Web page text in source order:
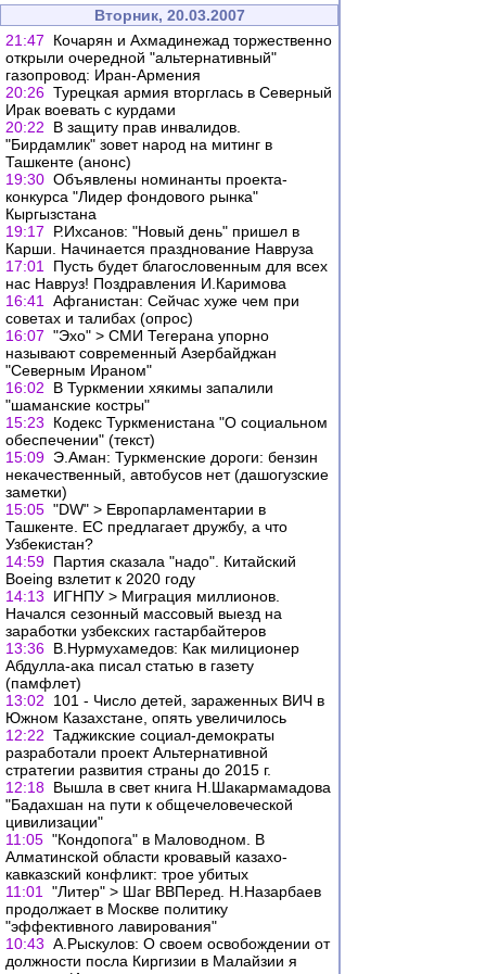
Вторник, 20.03.2007
21:47
Кочарян и Ахмадинежад торжественно
открыли очередной "альтернативный"
газопровод: Иран-Армения
20:26 Турецкая армия вторглась в Северный
Ирак воевать с курдами
20:22
В защиту прав инвалидов.
"Бирдамлик" зовет народ на митинг в
Ташкенте (анонс)
19:30 Объявлены номинанты проекта-
конкурса "Лидер фондового рынка"
Кыргызстана
19:17
Р.Ихсанов: "Новый день" пришел в
Карши. Начинается празднование Навруза
17:01
Пусть будет благословенным для всех
нас Навруз! Поздравления И.Каримова
16:41
Афганистан: Сейчас хуже чем при
советах и талибах (опрос)
16:07 "Эхо" > СМИ Тегерана упорно
называют современный Азербайджан
"Северным Ираном"
16:02
В Туркмении хякимы запалили
"шаманские костры"
15:23
Кодекс Туркменистана "О социальном
обеспечении" (текст)
15:09 Э.Аман: Туркменские дороги: бензин
некачественный, автобусов нет (дашогузские
заметки)
15:05 "DW" > Европарламентарии в
Ташкенте. ЕС предлагает дружбу, а что
Узбекистан?
14:59 Партия сказала "надо". Китайский
Boeing взлетит к 2020 году
14:13
ИГНПУ > Миграция миллионов.
Начался сезонный массовый выезд на
заработки узбекских гастарбайтеров
13:36 В.Нурмухамедов: Как милиционер
Абдулла-ака писал статью в газету
(памфлет)
13:02
101 - Число детей, зараженных ВИЧ в
Южном Казахстане, опять увеличилось
12:22 Таджикские социал-демократы
разработали проект Альтернативной
стратегии развития страны до 2015 г.
12:18 Вышла в свет книга Н.Шакармамадова
"Бадахшан на пути к общечеловеческой
цивилизации"
11:05 "Кондопога" в Маловодном. В
Алматинской области кровавый казахо-
кавказский конфликт: трое убитых
11:01
"Литер" > Шаг ВВПеред. Н.Назарбаев
продолжает в Москве политику
"эффективного лавирования"
10:43 А.Рыскулов: О своем освобождении от
должности посла Киргизии в Малайзии я